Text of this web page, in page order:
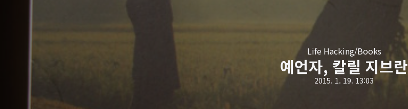
Life Hacking/Books
예언자, 칼릴 지브란
2015. 1. 19. 13:03